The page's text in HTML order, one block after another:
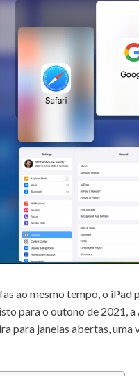
ao mesmo tempo, o
para o outono de 2021,
para janelas abertas,